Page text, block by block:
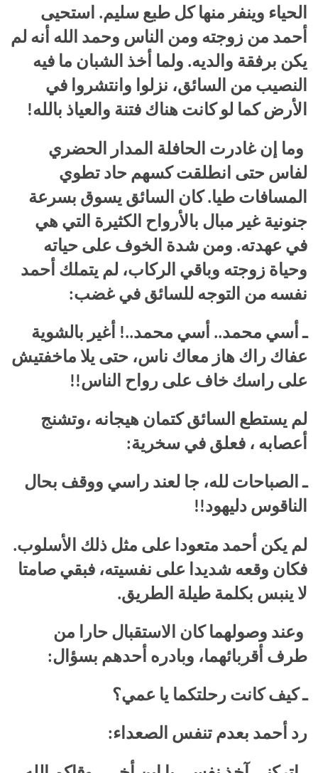
الحياء وينفر منها كل طبع سليم. استحيى
أحمد من زوجته ومن الناس وحمد الله أنه لم
يكن برفقة والديه. ولما أخذ الشبان ما فيه
النصيب من السائق، نزلوا وانتشروا في
الأرض كما لو كانت هناك فتنة والعياذ بالله!
وما إن غادرت الحافلة المدار الحضري
لفاس حتى انطلقت كسهم حاد تطوي
المسافات طيا. كان السائق يسوق بسرعة
جنونية غير مبال بالأرواح الكثيرة التي هي
في عهدته. ومن شدة الخوف على حياته
وحياة زوجته وباقي الركاب، لم يتملك أحمد
نفسه من التوجه للسائق في غضب:
ـ أسي محمد.. أسي محمد..! أغير بالشوية
عفاك راك هاز معاك ناس، حتى يلا ماخفتيش
على راسك خاف على رواح الناس!!
لم يستطع السائق كتمان هيجانه ،وتشنج
أعصابه ، فعلق في سخرية:
ـ الصباحات لله، جا لعند راسي ووقف بحال
الناقوس دليهود!!
لم يكن أحمد متعودا على مثل ذلك الأسلوب.
فكان وقعه شديدا على نفسيته، فبقي صامتا
لا ينبس بكلمة طيلة الطريق.
وعند وصولهما كان الاستقبال حارا من
طرف أقربائهما، وبادره أحدهم بسؤال:
ـ كيف كانت رحلتكما يا عمي؟
رد أحمد بعدم تنفس الصعداء: